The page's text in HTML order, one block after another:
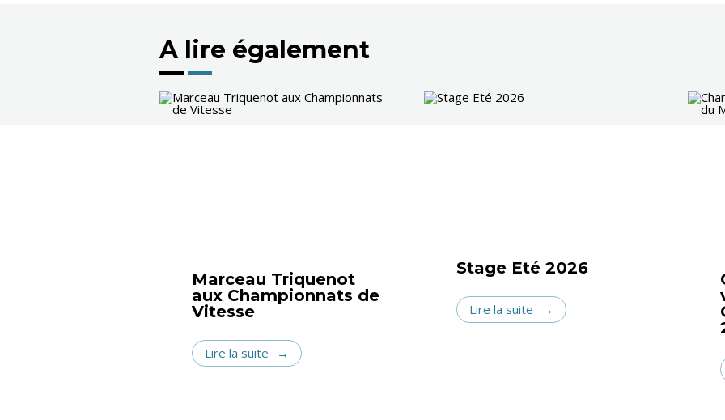
A lire également
Marceau Triquenot
aux Championnats de
Vitesse
Lire la suite
Stage Eté 2026
Lire la suite